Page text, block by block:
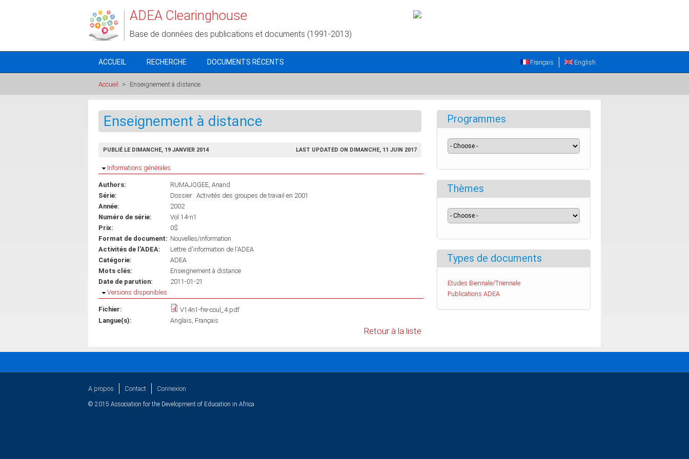
ADEA Clearinghouse
Base de données des publications et documents (1991-2013)
ACCUEIL RECHERCHE DOCUMENTS RÉCENTS English
Français
Accueil > Enseignement à distance
Enseignement à distance
PUBLIÉ LE DIMANCHE, 19 JANVIER 2014 LAST UPDATED ON DIMANCHE, 11 JUIN 2017
Masquer
Informations générales
Authors:
RUMAJOGEE, Anand
Série:
Dossier : Activités des groupes de travail en 2001
Année:
2002
Numéro de série:
Vol 14-n1
Prix:
0$
Format de document: Nouvelles/information
Activités de l'ADEA:
Lettre d'information de l'ADEA
Catégorie:
ADEA
Mots clés:
Enseignement à distance
Date de parution:
2011-01-21
Masquer
Versions disponibles
Fichier:
V14n1-fre-coul_4.pdf
Langue(s):
Anglais Français
Retour à la liste
Programmes
Thèmes
Types de documents
Etudes Biennale/Triennale
Publications ADEA
A propos Contact Connexion
© 2015 Association for the Development of Education in Africa